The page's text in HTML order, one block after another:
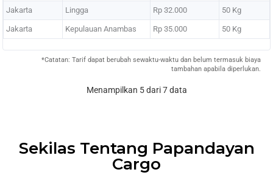
Jakarta Lingga Rp 32.000 50 Kg
Jakarta Kepulauan Anambas Rp 35.000 50 Kg
*Catatan: Tarif dapat berubah sewaktu-waktu dan belum termasuk biaya
tambahan apabila diperlukan.
Menampilkan 5 dari 7 data
Sekilas Tentang Papandayan
Cargo